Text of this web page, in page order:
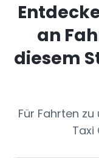
an
diesem
Für Fahrten
Taxi